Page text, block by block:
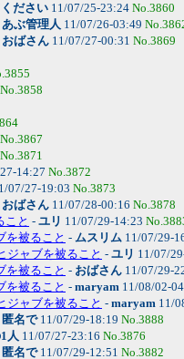
ださい 11/07/25-23:24 No.3860
あぶ管理人 11/07/26-03:49
おばさん 11/07/27-00:31 No.3869
No.3858
No.3867
No.3871
14:27 No.3872
07/27-19:03 No.3873
おばさん 11/07/28-00:16 No.3878
こと - ユリ 11/07/29-14:23
を被ること - ムスリム 11/07/29-
ジャブを被ること - ユリ 11/07/
を被ること - おばさん 11/07/29-
を被ること - maryam 11/08/02-
ジャブを被ること - maryam 11/
匿名で11/07/29-18:19 No.3888
人 11/07/27-23:16 No.3876
匿名で11/07/29-12:51 No.3882